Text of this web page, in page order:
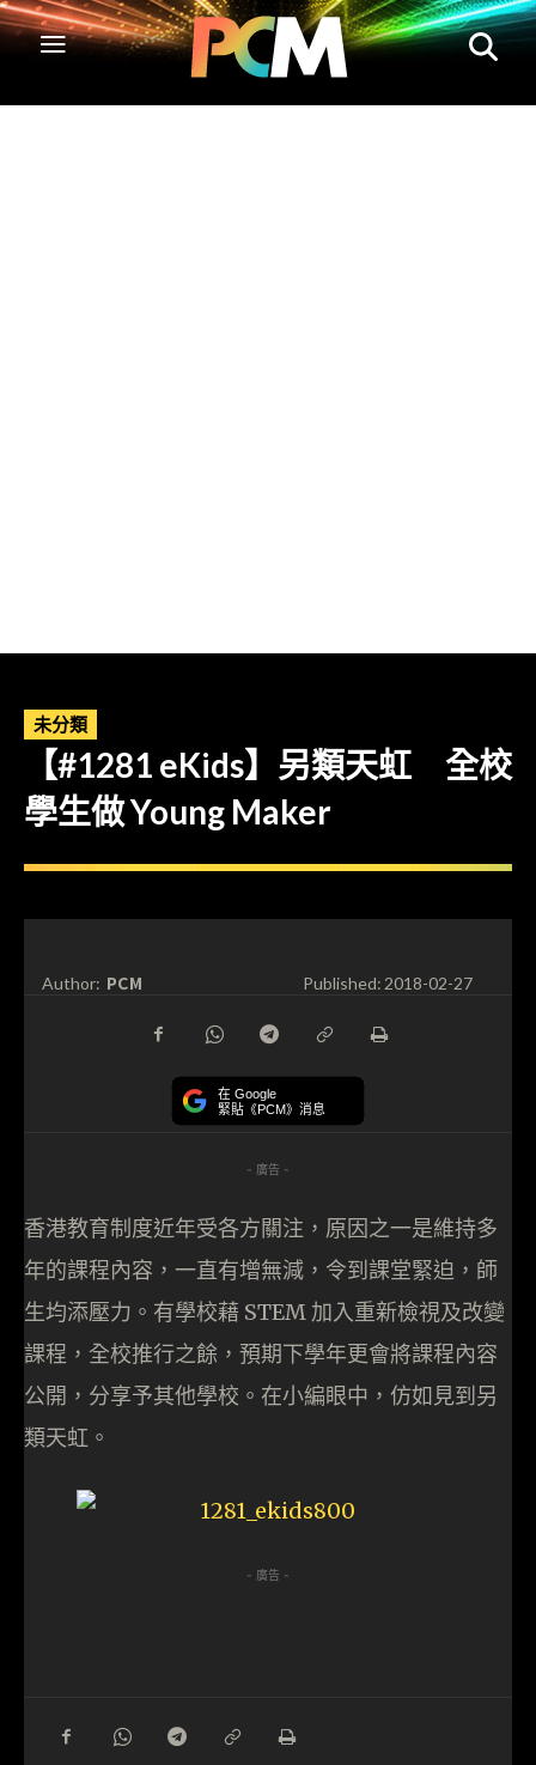
未分類
【#1281 eKids】另類天虹 全校
學生做 Young Maker
Author: PCM Published:2018-02-27
在 Google
緊貼《PCM》消息
- 廣告 -
香港教育制度近年受各方關注，原因之一是維持多
年的課程內容，一直有增無減，令到課堂緊迫，師
生均添壓力。有學校藉 STEM 加入重新檢視及改變
課程，全校推行之餘，預期下學年更會將課程內容
公開，分享予其他學校。在小編眼中，仿如見到另
類天虹。
- 廣告 -